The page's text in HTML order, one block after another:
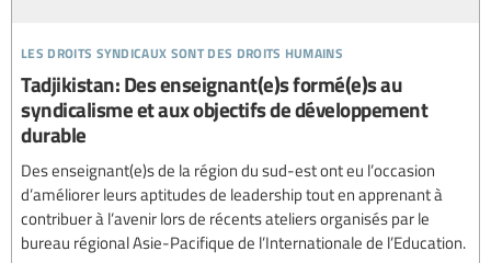
les droits syndicaux sont des droits humains
Tadjikistan: Des enseignant(e)s formé(e)s au
syndicalisme et aux objectifs de développement
durable
Des enseignant(e)s de la région du sud-est ont eu l’occasion
d’améliorer leurs aptitudes de leadership tout en apprenant à
contribuer à l’avenir lors de récents ateliers organisés par le
bureau régional Asie-Pacifique de l’Internationale de l’Education.